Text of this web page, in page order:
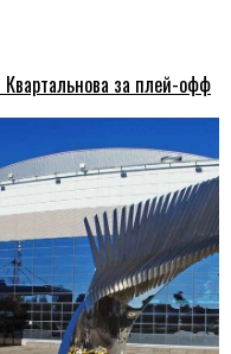
за плей-офф